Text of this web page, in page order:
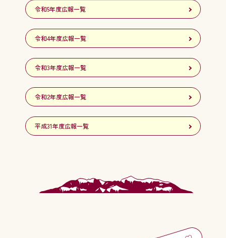
令和5年度広報一覧
令和4年度広報一覧
令和3年度広報一覧
令和2年度広報一覧
平成31年度広報一覧